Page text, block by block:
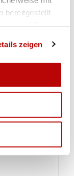
bereitgestellt
zeigen
Match
Match
Match